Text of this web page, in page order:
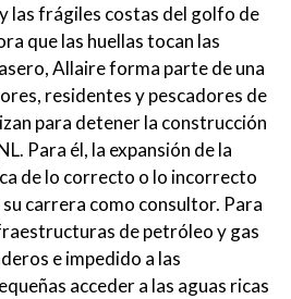
las frágiles costas del golfo de
que las huellas tocan las
Allaire forma parte de una
residentes y pescadores de
para detener la construcción
Para él, la expansión de la
de lo correcto o lo incorrecto
carrera como consultor. Para
de petróleo y gas
e impedido a las
acceder a las aguas ricas